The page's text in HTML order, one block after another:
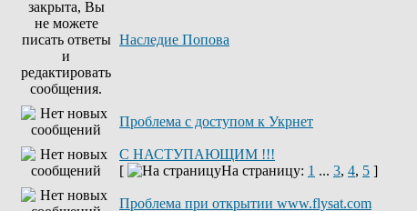
Наследие Попова
Проблема с доступом к Укрнет
С НАСТУПАЮЩИМ !!!
[
На страницу: 1 ... 3, 4, 5 ]
Проблема при открытии www.flysat.com